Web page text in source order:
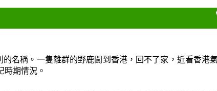
的名稱。一隻離群的野鹿闖到香港，回不了家，近看香港
時期情況。